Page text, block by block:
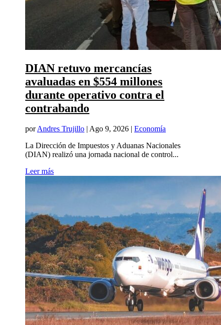
DIAN retuvo mercancías
avaluadas en $554 millones
durante operativo contra el
contrabando
porAndres Trujillo |Ago 9, 2026 |Economía
La Dirección de Impuestos y Aduanas Nacionales
(DIAN) realizó una jornada nacional de control...
Leer más